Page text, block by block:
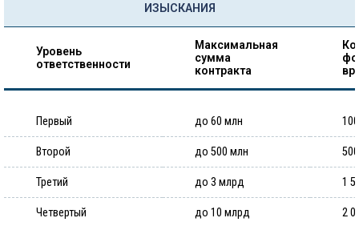
ИЗЫСКАНИЯ
Уровень
ответственности
Максимальная
сумма
контракта
Первый до 60 млн
Второй до 500 млн
Третий до 3 млрд 1
Четвертый до 10 млрд 2